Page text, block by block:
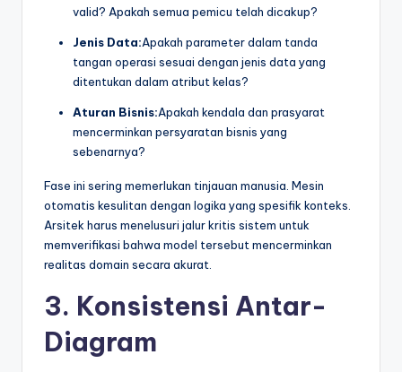
valid? Apakah semua pemicu telah dicakup?
Jenis Data:Apakah parameter dalam tanda
tangan operasi sesuai dengan jenis data yang
ditentukan dalam atribut kelas?
Aturan Bisnis:Apakah kendala dan prasyarat
mencerminkan persyaratan bisnis yang
sebenarnya?
Fase ini sering memerlukan tinjauan manusia. Mesin
otomatis kesulitan dengan logika yang spesifik konteks.
Arsitek harus menelusuri jalur kritis sistem untuk
memverifikasi bahwa model tersebut mencerminkan
realitas domain secara akurat.
3. Konsistensi Antar-
Diagram